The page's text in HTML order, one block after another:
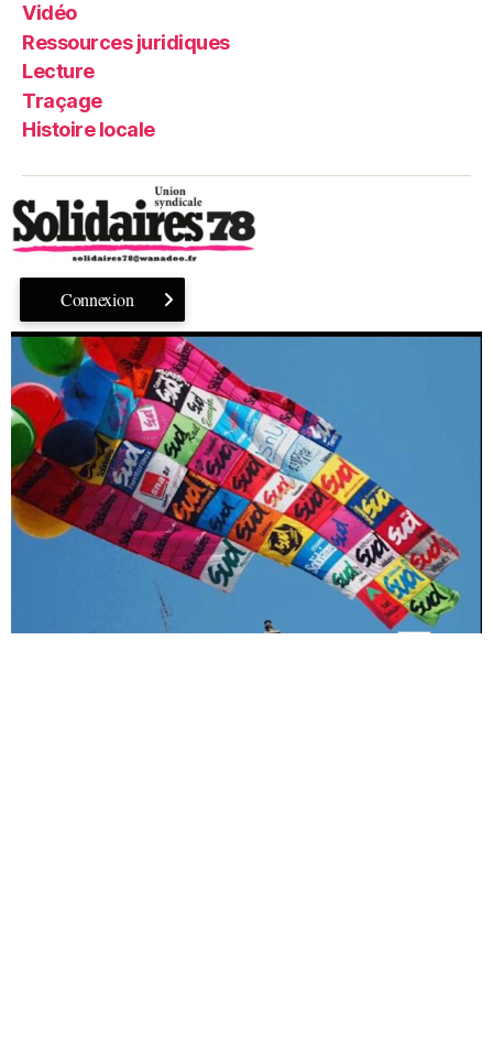
Vidéo
Ressources juridiques
Lecture
Traçage
Histoire locale
Connexion